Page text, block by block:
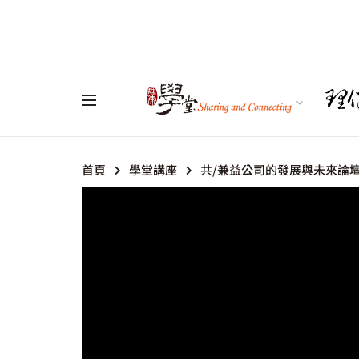
首頁 學堂講座 共/兼益公司的發展與未來論